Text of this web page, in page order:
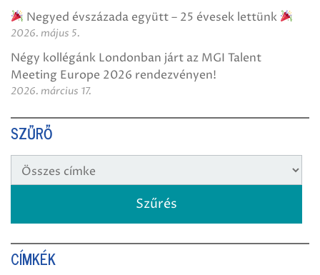
Negyed évszázada együtt – 25 évesek lettünk
2026. május 5.
Négy kollégánk Londonban járt az MGI Talent
Meeting Europe 2026 rendezvényen!
2026. március 17.
SZŰRŐ
CÍMKÉK